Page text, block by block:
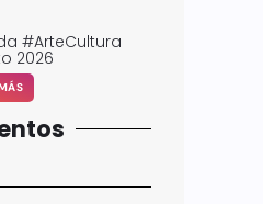
#ArteCultura
2026